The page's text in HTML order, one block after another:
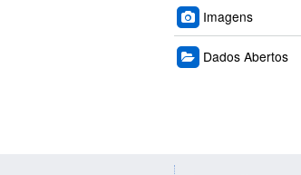
Imagens
Dados Abertos